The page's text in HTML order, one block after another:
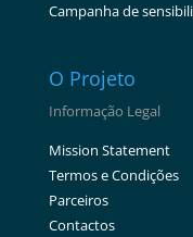
Campanha de
O Projeto
Informação Legal
Mission Statement
Termos e Condições
Parceiros
Contactos